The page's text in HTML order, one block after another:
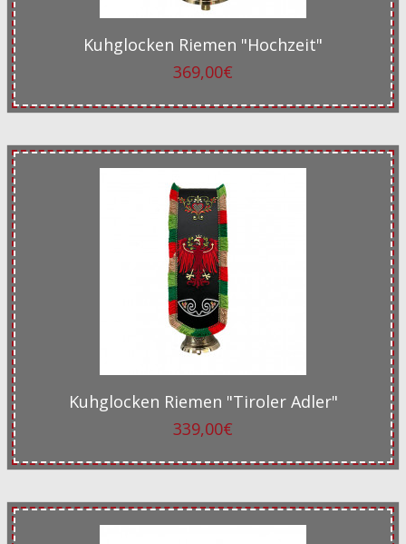
Kuhglocken Riemen "Hochzeit"
369,00€
Kuhglocken Riemen "Tiroler Adler"
339,00€